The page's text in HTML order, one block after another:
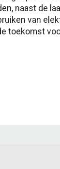
naast de
van
toekomst